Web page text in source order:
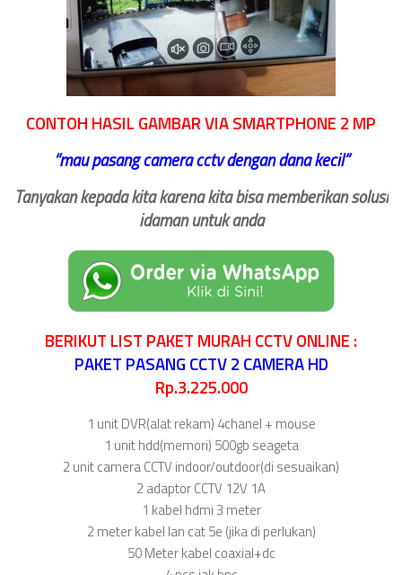
CONTOH HASIL GAMBAR VIA SMARTPHONE 2 MP
‘‘mau pasang camera cctv dengan dana kecil“
Tanyakan kepada kita karena kita bisa memberikan solusi
idaman untuk anda
BERIKUT LIST PAKET MURAH CCTV ONLINE :
PAKET PASANG CCTV 2 CAMERA HD
Rp.3.225.000
1 unit DVR(alat rekam) 4chanel + mouse
1 unit hdd(memori) 500gb seageta
2 unit camera CCTV indoor/outdoor(di sesuaikan)
2 adaptor CCTV 12V 1A
1 kabel hdmi 3 meter
2 meter kabel lan cat 5e (jika di perlukan)
50 Meter kabel coaxial+dc